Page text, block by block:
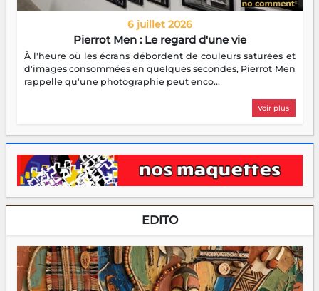
6 juillet 2026
Pierrot Men : Le regard d'une vie
À l'heure où les écrans débordent de couleurs saturées et
d'images consommées en quelques secondes, Pierrot Men
rappelle qu'une photographie peut enco...
Voir plus
EDITO